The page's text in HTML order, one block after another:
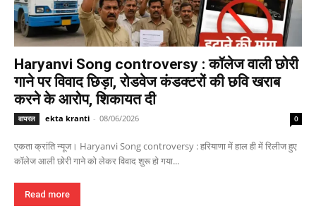
Haryanvi Song controversy : कॉलेज वाली छोरी
गाने पर विवाद छिड़ा, रोडवेज कंडक्टरों की छवि खराब
करने के आरोप, शिकायत दी
वायरल ekta kranti - 08/06/2026 0
एकता क्रांति न्यूज। Haryanvi Song controversy : हरियाणा में हाल ही में रिलीज हुए
कॉलेज आली छोरी गाने को लेकर विवाद शुरू हो गया...
Read more